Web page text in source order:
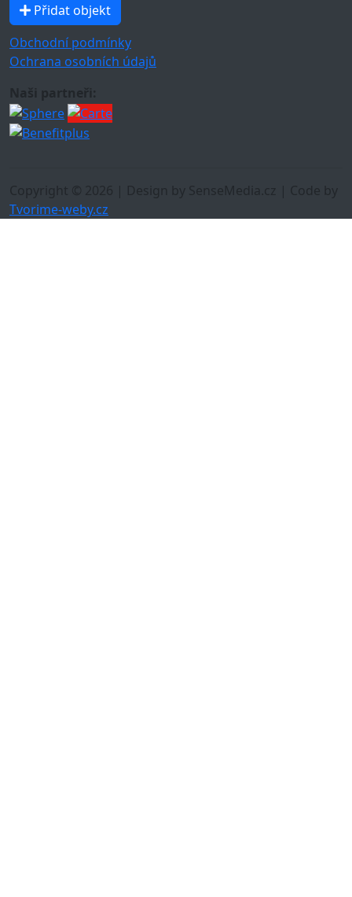
Přidat objekt
Obchodní podmínky
Ochrana osobních údajů
Naši partneři:
Copyright © 2026 | Design by SenseMedia.cz | Code by
Tvorime-weby.cz